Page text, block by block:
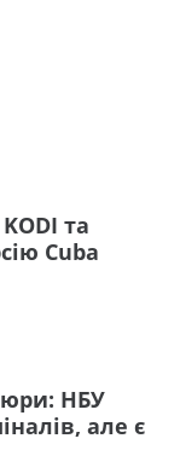
та
Cuba
НБУ
але є